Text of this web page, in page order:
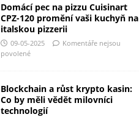
Domácí pec na pizzu Cuisinart
CPZ-120 promění vaši kuchyň na
italskou pizzerii
09-05-2025
Komentáře nejsou
povolené
Blockchain a růst krypto kasin:
Co by měli vědět milovníci
technologií